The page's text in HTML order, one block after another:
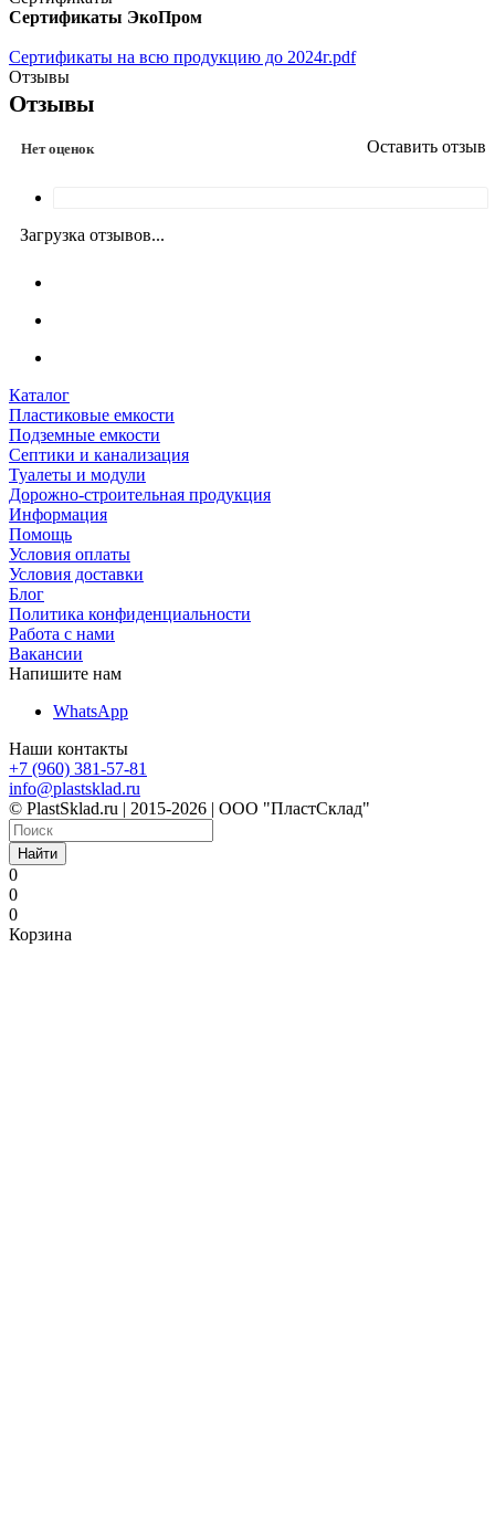
Сертификаты ЭкоПром
Сертификаты на всю продукцию до 2024г.pdf
Отзывы
Отзывы
Нет оценок Оставить отзыв
Загрузка отзывов...
Каталог
Пластиковые емкости
Подземные емкости
Септики и канализация
Туалеты и модули
Дорожно-строительная продукция
Информация
Помощь
Условия оплаты
Условия доставки
Блог
Политика конфиденциальности
Работа с нами
Вакансии
Напишите нам
WhatsApp
Наши контакты
+7 (960) 381-57-81
info@plastsklad.ru
© PlastSklad.ru | 2015-2026 | ООО "ПластСклад"
Найти
0
0
0
Корзина